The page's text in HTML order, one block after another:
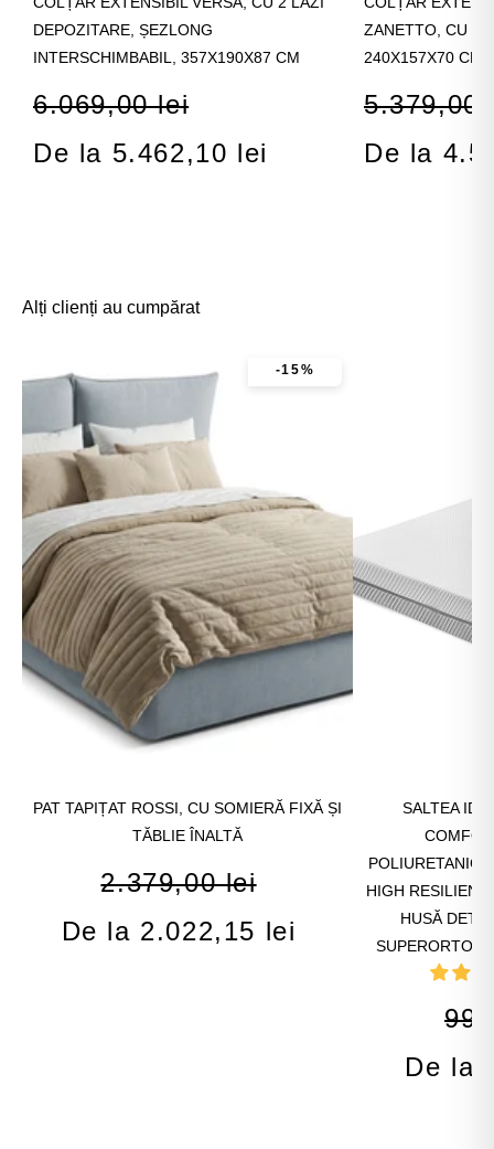
DEPOZITARE, ȘEZLONG
INTERSCHIMBABIL, 357X190X87 CM
6.069,00 lei
De la 5.462,10 lei
ZANETTO, CU
240X157X70 CM
5.379,00
De la
Alți clienți au cumpărat
-15%
PAT TAPIȚAT ROSSI, CU SOMIERĂ FIXĂ ȘI
TĂBLIE ÎNALTĂ
2.379,00 lei
De la 2.022,15 lei
SALTEA
HIGH
HUSĂ
De la